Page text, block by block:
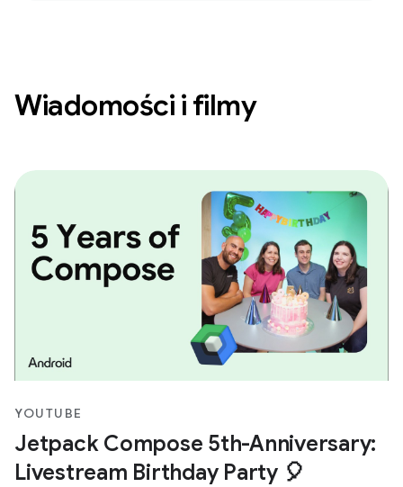
Wiadomości i filmy
YOUTUBE
Jetpack Compose 5th-Anniversary:
Livestream Birthday Party 🎈